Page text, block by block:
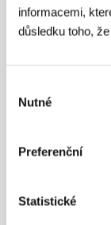
informacemi,
důsledku toho,
souhlasu
Nutné
Preferenční
Statistické